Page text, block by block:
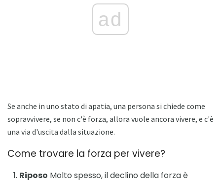
ad
Se anche in uno stato di apatia, una persona si chiede come
sopravvivere, se non c'è forza, allora vuole ancora vivere, e c'è
una via d'uscita dalla situazione.
Come trovare la forza per vivere?
Riposo Molto spesso, il declino della forza è